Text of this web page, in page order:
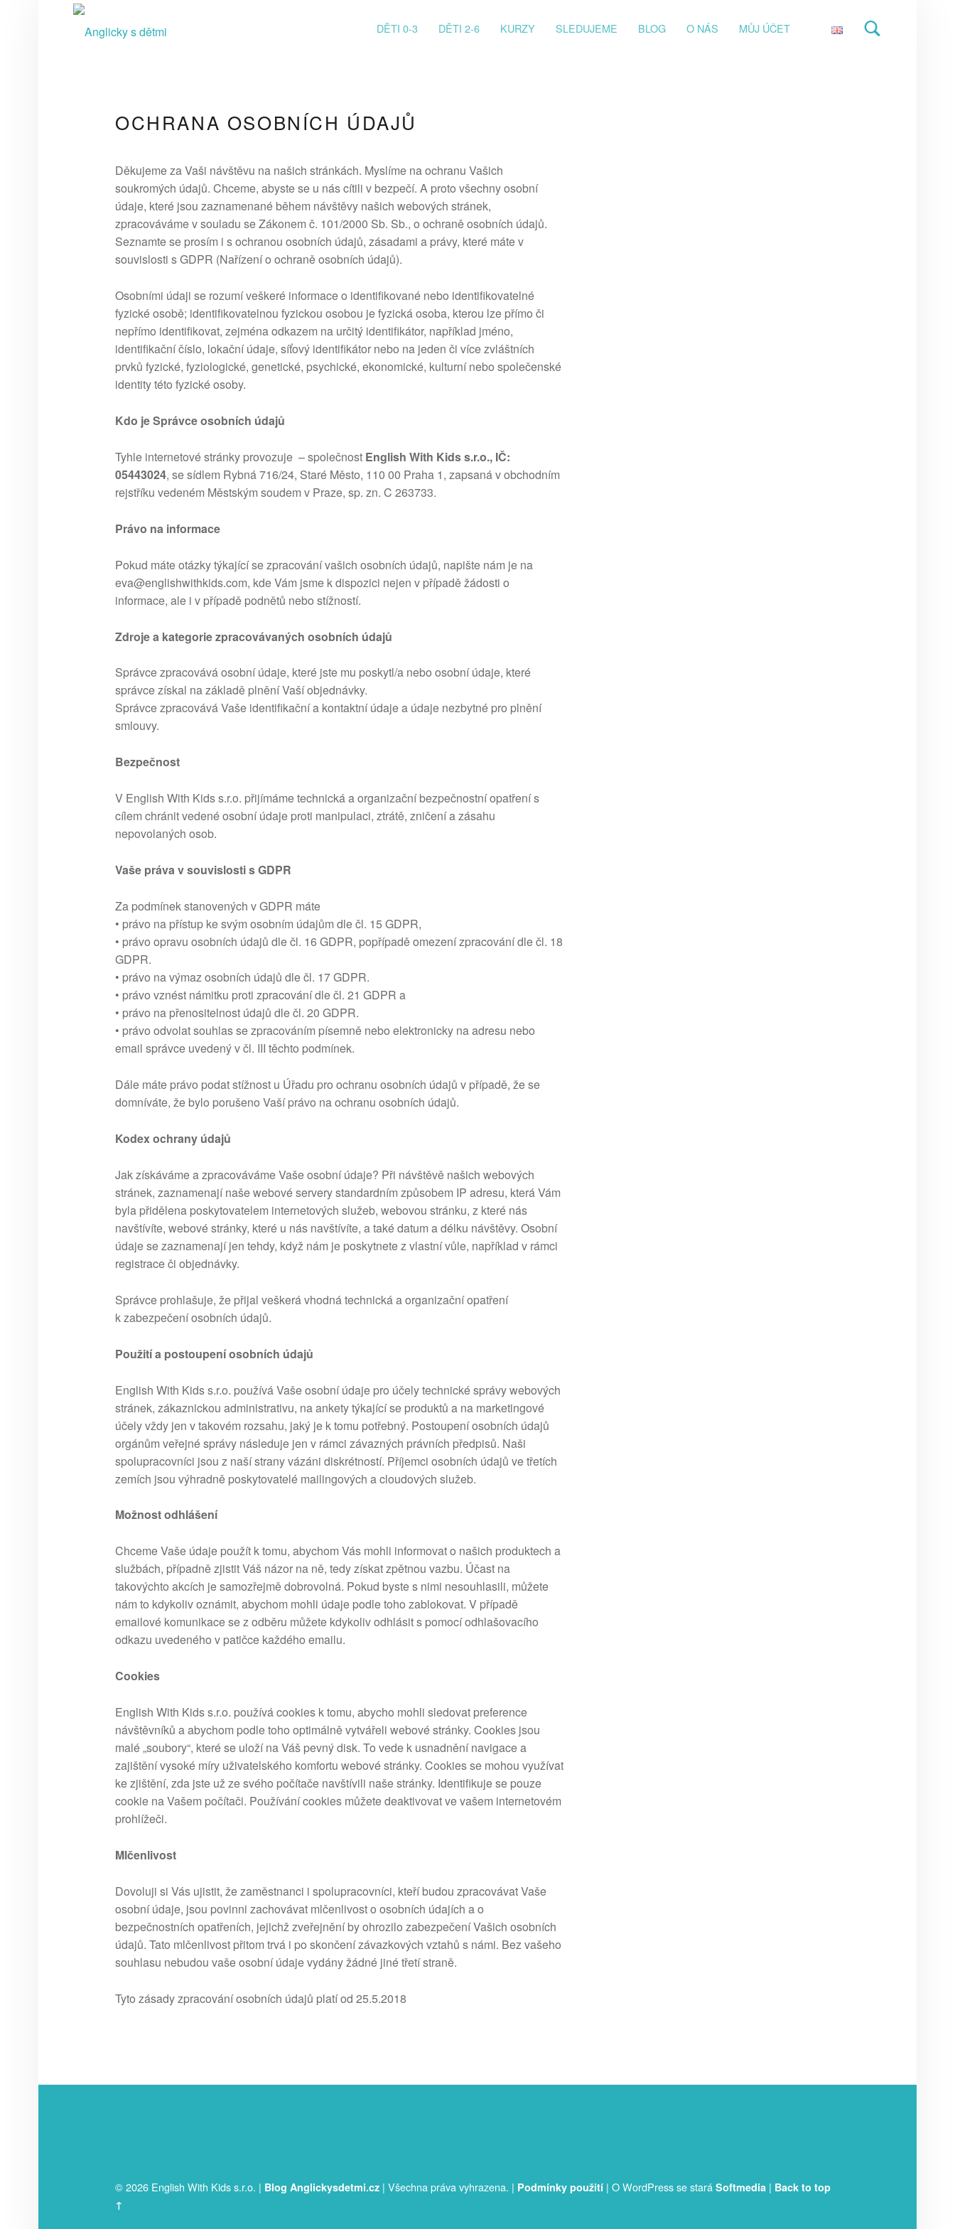
C
K
Y
S
D
Ě
T
M
I
video kurzy pro rodiče
DĚTI 0-3 DĚTI 2-6 KURZY SLEDUJEME BLOG O NÁS MŮJ ÚČET
OCHRANA OSOBNÍCH ÚDAJŮ
Děkujeme za Vaši návštěvu na našich stránkách. Myslíme na ochranu Vašich
soukromých údajů. Chceme, abyste se u nás cítili v bezpečí. A proto všechny osobní
údaje, které jsou zaznamenané během návštěvy našich webových stránek,
zpracováváme v souladu se Zákonem č. 101/2000 Sb. Sb., o ochraně osobních údajů.
Seznamte se prosím i s ochranou osobních údajů, zásadami a právy, které máte v
souvislosti s GDPR (Nařízení o ochraně osobních údajů).
Osobními údaji se rozumí veškeré informace o identifikované nebo identifikovatelné
fyzické osobě; identifikovatelnou fyzickou osobou je fyzická osoba, kterou lze přímo či
nepřímo identifikovat, zejména odkazem na určitý identifikátor, například jméno,
identifikační číslo, lokační údaje, síťový identifikátor nebo na jeden či více zvláštních
prvků fyzické, fyziologické, genetické, psychické, ekonomické, kulturní nebo společenské
identity této fyzické osoby.
Kdo je Správce osobních údajů
Tyhle internetové stránky provozuje – společnost English With Kids s.r.o., IČ:
05443024, se sídlem Rybná 716/24, Staré Město, 110 00 Praha 1, zapsaná v obchodním
rejstříku vedeném Městským soudem v Praze, sp. zn. C 263733.
Právo na informace
Pokud máte otázky týkající se zpracování vašich osobních údajů, napište nám je na
eva@englishwithkids.com, kde Vám jsme k dispozici nejen v případě žádosti o
informace, ale i v případě podnětů nebo stížností.
Zdroje a kategorie zpracovávaných osobních údajů
Správce zpracovává osobní údaje, které jste mu poskytl/a nebo osobní údaje, které
správce získal na základě plnění Vaší objednávky.
Správce zpracovává Vaše identifikační a kontaktní údaje a údaje nezbytné pro plnění
smlouvy.
Bezpečnost
V English With Kids s.r.o. přijímáme technická a organizační bezpečnostní opatření s
cílem chránit vedené osobní údaje proti manipulaci, ztrátě, zničení a zásahu
nepovolaných osob.
Vaše práva v souvislosti s GDPR
Za podmínek stanovených v GDPR máte
• právo na přístup ke svým osobním údajům dle čl. 15 GDPR,
• právo opravu osobních údajů dle čl. 16 GDPR, popřípadě omezení zpracování dle čl. 18
GDPR.
• právo na výmaz osobních údajů dle čl. 17 GDPR.
• právo vznést námitku proti zpracování dle čl. 21 GDPR a
• právo na přenositelnost údajů dle čl. 20 GDPR.
• právo odvolat souhlas se zpracováním písemně nebo elektronicky na adresu nebo
email správce uvedený v čl. III těchto podmínek.
Dále máte právo podat stížnost u Úřadu pro ochranu osobních údajů v případě, že se
domníváte, že bylo porušeno Vaší právo na ochranu osobních údajů.
Kodex ochrany údajů
Jak získáváme a zpracováváme Vaše osobní údaje? Při návštěvě našich webových
stránek, zaznamenají naše webové servery standardním způsobem IP adresu, která Vám
byla přidělena poskytovatelem internetových služeb, webovou stránku, z které nás
navštívíte, webové stránky, které u nás navštívíte, a také datum a délku návštěvy. Osobní
údaje se zaznamenají jen tehdy, když nám je poskytnete z vlastní vůle, například v rámci
registrace či objednávky.
Správce prohlašuje, že přijal veškerá vhodná technická a organizační opatření
k zabezpečení osobních údajů.
Použití a postoupení osobních údajů
English With Kids s.r.o. používá Vaše osobní údaje pro účely technické správy webových
stránek, zákaznickou administrativu, na ankety týkající se produktů a na marketingové
účely vždy jen v takovém rozsahu, jaký je k tomu potřebný. Postoupení osobních údajů
orgánům veřejné správy následuje jen v rámci závazných právních předpisů. Naši
spolupracovníci jsou z naší strany vázáni diskrétností. Příjemci osobních údajů ve třetích
zemích jsou výhradně poskytovatelé mailingových a cloudových služeb.
Možnost odhlášení
Chceme Vaše údaje použít k tomu, abychom Vás mohli informovat o našich produktech a
službách, případně zjistit Váš názor na ně, tedy získat zpětnou vazbu. Účast na
takovýchto akcích je samozřejmě dobrovolná. Pokud byste s nimi nesouhlasili, můžete
nám to kdykoliv oznámit, abychom mohli údaje podle toho zablokovat. V případě
emailové komunikace se z odběru můžete kdykoliv odhlásit s pomocí odhlašovacího
odkazu uvedeného v patičce každého emailu.
Cookies
English With Kids s.r.o. používá cookies k tomu, abycho mohli sledovat preference
návštěvníků a abychom podle toho optimálně vytvářeli webové stránky. Cookies jsou
malé „soubory“, které se uloží na Váš pevný disk. To vede k usnadnění navigace a
zajištění vysoké míry uživatelského komfortu webové stránky. Cookies se mohou využívat
ke zjištění, zda jste už ze svého počítače navštívili naše stránky. Identifikuje se pouze
cookie na Vašem počítači. Používání cookies můžete deaktivovat ve vašem internetovém
prohlížeči.
Mlčenlivost
Dovoluji si Vás ujistit, že zaměstnanci i spolupracovníci, kteří budou zpracovávat Vaše
osobní údaje, jsou povinni zachovávat mlčenlivost o osobních údajích a o
bezpečnostních opatřeních, jejichž zveřejnění by ohrozilo zabezpečení Vašich osobních
údajů. Tato mlčenlivost přitom trvá i po skončení závazkových vztahů s námi. Bez vašeho
souhlasu nebudou vaše osobní údaje vydány žádné jiné třetí straně.
Tyto zásady zpracování osobních údajů platí od 25.5.2018
© 2026 English With Kids s.r.o. | Blog Anglickysdetmi.cz | Všechna práva vyhrazena. | Podmínky použití | O WordPress se stará Softmedia | Back to top
↑